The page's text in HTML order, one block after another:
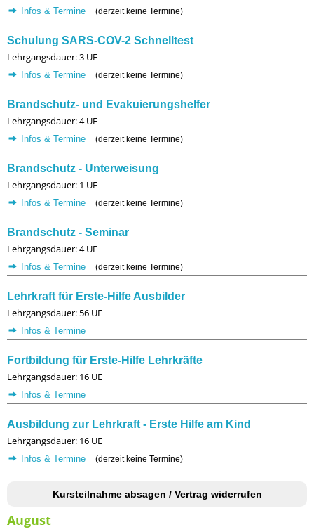
Infos & Termine (derzeit keine Termine)
Schulung SARS-COV-2 Schnelltest
Lehrgangsdauer: 3 UE
Infos & Termine (derzeit keine Termine)
Brandschutz- und Evakuierungshelfer
Lehrgangsdauer: 4 UE
Infos & Termine (derzeit keine Termine)
Brandschutz - Unterweisung
Lehrgangsdauer: 1 UE
Infos & Termine (derzeit keine Termine)
Brandschutz - Seminar
Lehrgangsdauer: 4 UE
Infos & Termine (derzeit keine Termine)
Lehrkraft für Erste-Hilfe Ausbilder
Lehrgangsdauer: 56 UE
Infos & Termine
Fortbildung für Erste-Hilfe Lehrkräfte
Lehrgangsdauer: 16 UE
Infos & Termine
Ausbildung zur Lehrkraft - Erste Hilfe am Kind
Lehrgangsdauer: 16 UE
Infos & Termine (derzeit keine Termine)
Kursteilnahme absagen / Vertrag widerrufen
August